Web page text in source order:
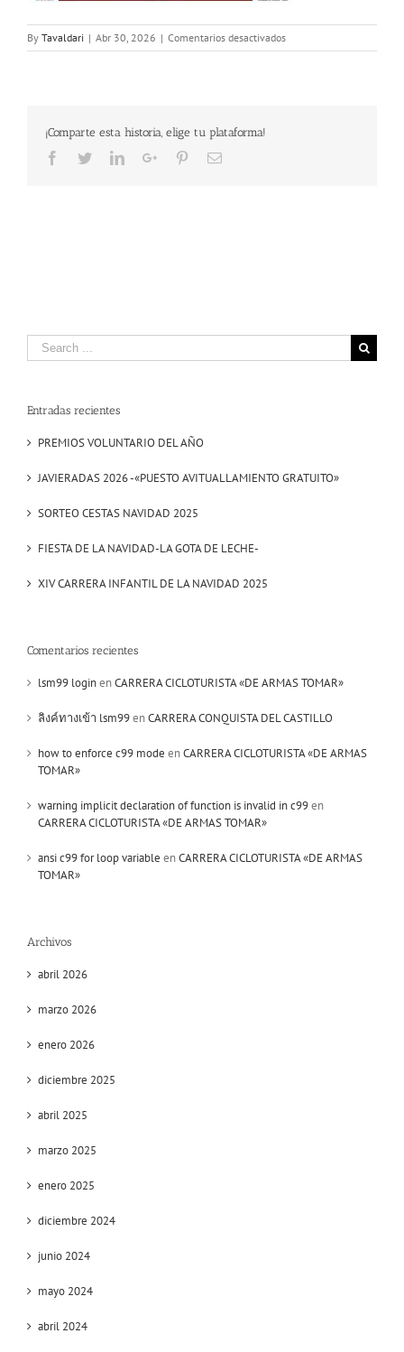
By Tavaldari | Abr 30, 2026 | Comentarios desactivadosen
WhatsApp
¡Comparte esta historia, elige tu plataforma!
Facebook
TwitterLinkedInGoogle+PinterestEmail
Search
for:
Entradas recientes
PREMIOS VOLUNTARIO DEL AÑO
JAVIERADAS 2026 -«PUESTO AVITUALLAMIENTO GRATUITO»
SORTEO CESTAS NAVIDAD 2025
FIESTA DE LA NAVIDAD-LA GOTA DE LECHE-
XIV CARRERA INFANTIL DE LA NAVIDAD 2025
Comentarios recientes
lsm99 loginenCARRERA CICLOTURISTA «DE ARMAS TOMAR»
ลิงค์ทางเข้า lsm99enCARRERA CONQUISTA DEL CASTILLO
how to enforce c99 mode enCARRERA CICLOTURISTA «DE ARMAS
TOMAR»
warning implicit declaration of function is invalid in c99en
CARRERA CICLOTURISTA «DE ARMAS TOMAR»
ansi c99 for loop variable enCARRERA CICLOTURISTA «DE ARMAS
TOMAR»
Archivos
abril 2026
marzo 2026
enero 2026
diciembre 2025
abril 2025
marzo 2025
enero 2025
diciembre 2024
junio 2024
mayo 2024
abril 2024